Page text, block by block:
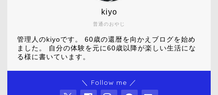
普通のおやじ
kiyo
管理人のkiyoです。 60歳の還暦を向かえブログを始め
ました。 自分の体験を元に60歳以降が楽しい生活にな
る様に書いています。
＼ Follow me ／